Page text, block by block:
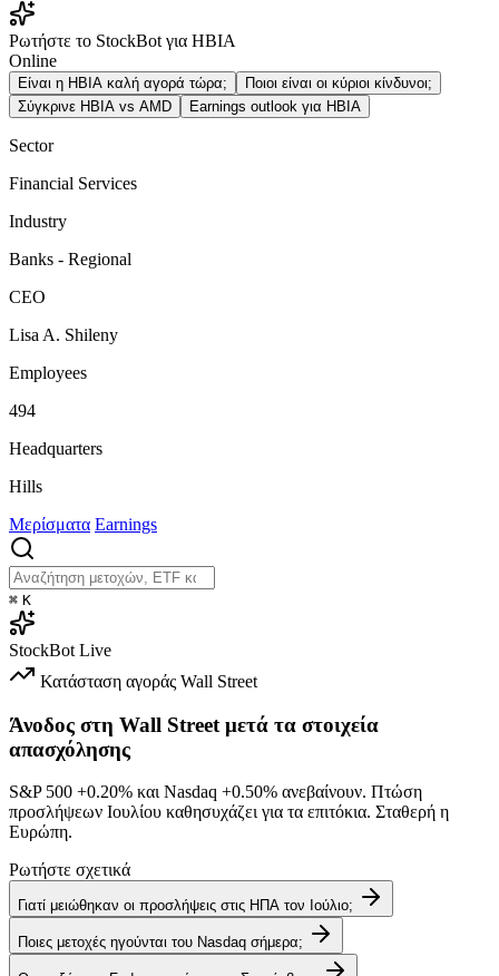
Ρωτήστε το StockBot για HBIA
Online
Είναι η HBIA καλή αγορά τώρα;
Ποιοι είναι οι κύριοι κίνδυνοι;
Σύγκρινε HBIA vs AMD
Earnings outlook για HBIA
Sector
Financial Services
Industry
Banks - Regional
CEO
Lisa A. Shileny
Employees
494
Headquarters
Hills
Μερίσματα Earnings
⌘ K
StockBot Live
Κατάσταση αγοράς Wall Street
Άνοδος στη Wall Street μετά τα στοιχεία
απασχόλησης
S&P 500 +0.20% και Nasdaq +0.50% ανεβαίνουν. Πτώση
προσλήψεων Ιουλίου καθησυχάζει για τα επιτόκια. Σταθερή η
Ευρώπη.
Ρωτήστε σχετικά
Γιατί μειώθηκαν οι προσλήψεις στις ΗΠΑ τον Ιούλιο;
Ποιες μετοχές ηγούνται του Nasdaq σήμερα;